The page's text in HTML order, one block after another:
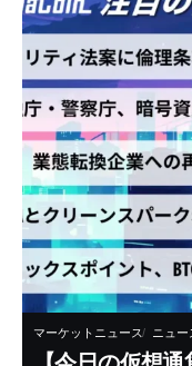
マーケットニュース ニュー